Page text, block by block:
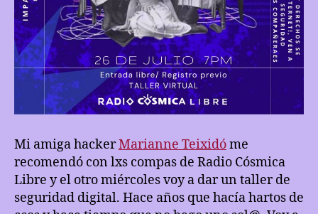
Mi amiga hackerMarianne Teixidóme
recomendó con lxs compas de Radio Cósmica
Libre y el otro miércoles voy a dar un taller de
seguridad digital. Hace años que hacía hartos de